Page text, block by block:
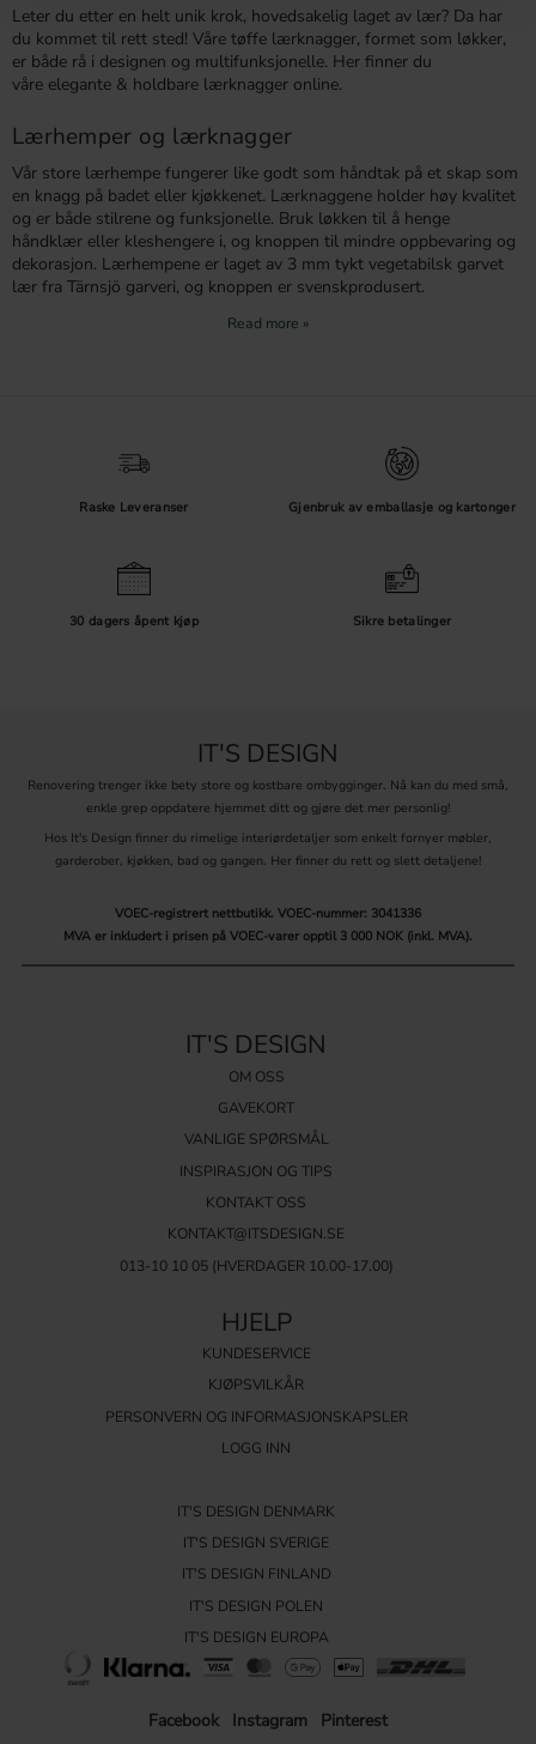
Leter du etter en helt unik krok, hovedsakelig laget av lær? Da har
du kommet til rett sted! Våre tøffe lærknagger, formet som løkker,
er både rå i designen og multifunksjonelle. Her finner du
våre elegante & holdbare lærknagger online.
Lærhemper og lærknagger
Vår store lærhempe fungerer like godt som håndtak på et skap som
en knagg på badet eller kjøkkenet. Lærknaggene holder høy kvalitet
og er både stilrene og funksjonelle. Bruk løkken til å henge
håndklær eller kleshengere i, og knoppen til mindre oppbevaring og
dekorasjon. Lærhempene er laget av 3 mm tykt vegetabilsk garvet
lær fra Tärnsjö garveri, og knoppen er svenskprodusert.
Velg mellom lær i konjakk, brunt eller svart og metall i messing eller
Raske Leveranser Gjenbruk av emballasje og kartonger
30 dagers åpent kjøp Sikre betalinger
IT'S DESIGN
Renovering trenger ikke bety store og kostbare ombygginger. Nå kan du med små,
enkle grep oppdatere hjemmet ditt og gjøre det mer personlig!
Hos It's Design finner du rimelige interiørdetaljer som enkelt fornyer møbler,
garderober, kjøkken, bad og gangen. Her finner du rett og slett detaljene!
VOEC-registrert nettbutikk. VOEC-nummer: 3041336
MVA er inkludert i prisen på VOEC-varer opptil 3 000 NOK (inkl. MVA).
IT'S DESIGN
OM OSS
GAVEKORT
VANLIGE SPØRSMÅL
INSPIRASJON OG TIPS
KONTAKT OSS
KONTAKT@ITSDESIGN.SE
013-10 10 05(HVERDAGER 10.00-17.00)
HJELP
KUNDESERVICE
KJØPSVILKÅR
PERSONVERN OG INFORMASJONSKAPSLER
LOGG INN
IT'S DESIGN DENMARK
IT'S DESIGN SVERIGE
IT'S DESIGN FINLAND
IT'S DESIGN POLEN
IT'S DESIGN EUROPA
Facebook Instagram Pinterest